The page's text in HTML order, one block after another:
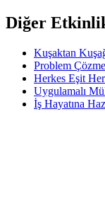
Diğer
Kuşaktan
Problem
Herkes Eşit
Uygulamalı
İş Hayatına